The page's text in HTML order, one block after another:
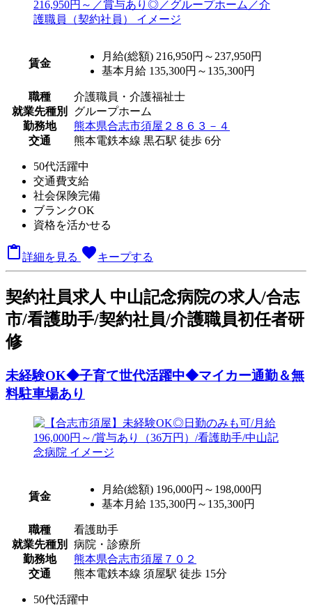
賃金
月給(総額) 216,950円～237,950円
基本月給 135,300円～135,300円
職種
介護職員・介護福祉士
就業先種別
グループホーム
勤務地
熊本県合志市須屋２８６３－４
交通
熊本電鉄本線 黒石駅 徒歩 6分
50代活躍中
交通費支給
社会保険完備
ブランクOK
資格を活かせる
 詳細を見る favoriteキープする
契約社員求人 中山記念病院の求人/合志
市/看護助手/契約社員/介護職員初任者研
修
未経験OK◆子育て世代活躍中◆マイカー通勤＆無
料駐車場あり
賃金
月給(総額) 196,000円～198,000円
基本月給 135,300円～135,300円
職種
看護助手
就業先種別
病院・診療所
勤務地
熊本県合志市須屋７０２
交通
熊本電鉄本線 須屋駅 徒歩 15分
50代活躍中